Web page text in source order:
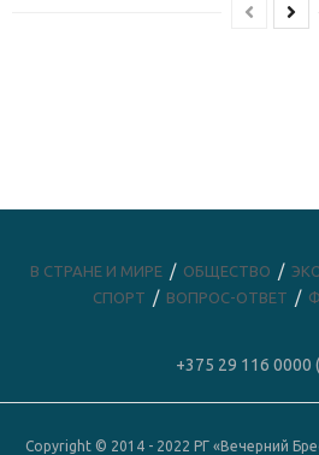
В СТРАНЕ И МИРЕ ОБЩЕСТВО
СПОРТ
ВОПРОС-ОТВЕТ
+375 29 116 0000
Copyright © 2014 - 2022 РГ «Вечерний